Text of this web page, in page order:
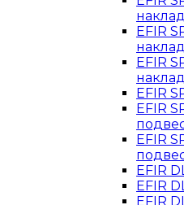
EFIR
EFIR
EFIR
EFIR
EFIR
EFIR
EFIR
EFIR